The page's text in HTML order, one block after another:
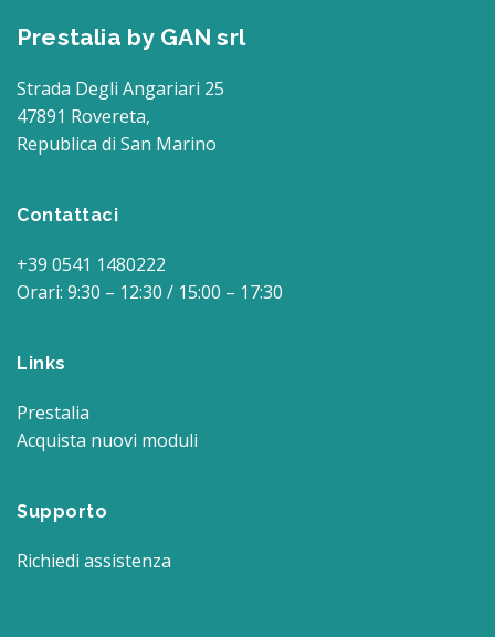
Prestalia by GAN srl
Strada Degli Angariari 25
47891 Rovereta,
Republica di San Marino
Contattaci
+39 0541 1480222
Orari: 9:30 – 12:30 / 15:00 – 17:30
Links
Prestalia
Acquista nuovi moduli
Supporto
Richiedi assistenza